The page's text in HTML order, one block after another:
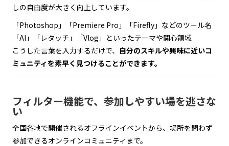
しの自由度が大きく向上しています。
「Photoshop」「Premiere Pro」「Firefly」などのツール名
「AI」「レタッチ」「Vlog」といったテーマや関心領域
こうした言葉を入力するだけで、 自分のスキルや興味に近いコ
ミュニティを素早く見つけることができます。
フィルター機能で、参加しやすい場を逃さな
い
全国各地で開催されるオフラインイベントから、場所を問わず
参加できるオンラインコミュニティまで。